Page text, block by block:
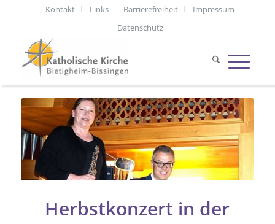
Kontakt Links Barrierefreiheit
Impressum
Datenschutz
Herbstkonzert in der